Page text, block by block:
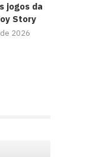
jogos da
Story
2026